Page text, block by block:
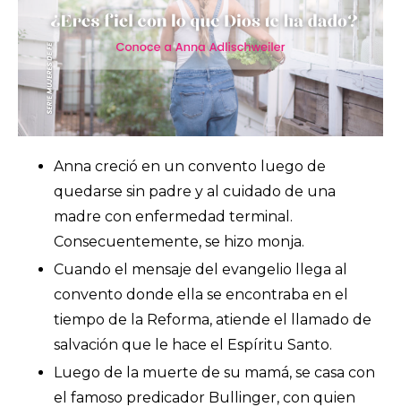
Anna creció en un convento luego de
quedarse sin padre y al cuidado de una
madre con enfermedad terminal.
Consecuentemente, se hizo monja.
Cuando el mensaje del evangelio llega al
convento donde ella se encontraba en el
tiempo de la Reforma, atiende el llamado de
salvación que le hace el Espíritu Santo.
Luego de la muerte de su mamá, se casa con
el famoso predicador Bullinger, con quien